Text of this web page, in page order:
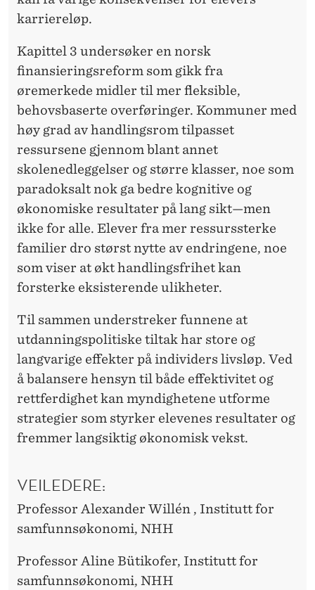
karriereløp.
Kapittel 3 undersøker en norsk
finansieringsreform som gikk fra
øremerkede midler til mer fleksible,
behovsbaserte overføringer. Kommuner med
høy grad av handlingsrom tilpasset
ressursene gjennom blant annet
skolenedleggelser og større klasser, noe som
paradoksalt nok ga bedre kognitive og
økonomiske resultater på lang sikt—men
ikke for alle. Elever fra mer ressurssterke
familier dro størst nytte av endringene, noe
som viser at økt handlingsfrihet kan
forsterke eksisterende ulikheter.
Til sammen understreker funnene at
utdanningspolitiske tiltak har store og
langvarige effekter på individers livsløp. Ved
å balansere hensyn til både effektivitet og
rettferdighet kan myndighetene utforme
strategier som styrker elevenes resultater og
fremmer langsiktig økonomisk vekst.
VEILEDERE:
Professor Alexander Willén , Institutt for
samfunnsøkonomi, NHH
Professor Aline Bütikofer, Institutt for
samfunnsøkonomi, NHH